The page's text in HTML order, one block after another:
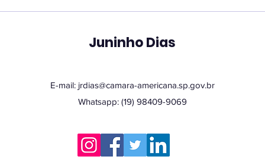
atendimento ampliado
pelo SUSJuninho Dias
E-mail: jrdias@camara-americana.sp.gov.br
Whatsapp: (19) 98409-9069